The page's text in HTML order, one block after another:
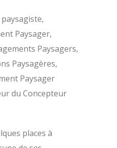
paysagiste,
Paysager,
Paysagers,
Paysagères,
Paysager
du Concepteur
places à